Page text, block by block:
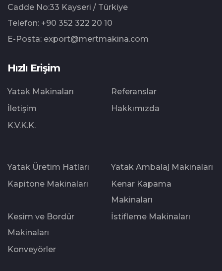
⁠Cadde No:33 Kayseri / Türkiye
Telefon: +90 352 322 20 10
E-Posta: export@mertmakina.com
Hızlı Erişim
Yatak Makinaları
Referanslar
İletişim
Hakkımızda
K.V.K.K.
Yatak Üretim Hatları
Yatak Ambalaj Makinaları
Kapitone Makinaları
Kenar Kapama
Makinaları
Kesim ve Bordür
Makinaları
İstifleme Makinaları
Konveyörler